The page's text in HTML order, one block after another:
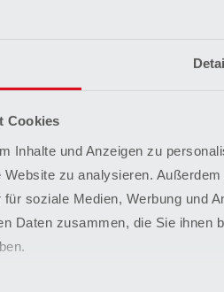
Cookies
Inhalte und Anzeigen zu
zu analysieren.
soziale Medien, Werbung und
Daten zusammen, die Sie ihnen